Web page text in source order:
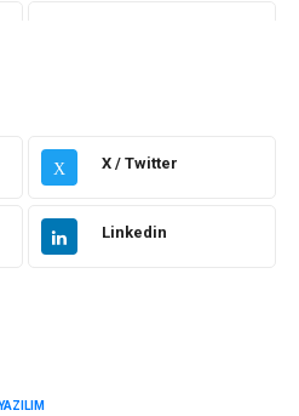
Ulaşım ve Taşımacılık
Eğitim & Kariyer
Turizm
X X / Twitter
Linkedin